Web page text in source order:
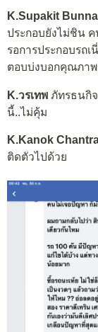
K.Supakit
ประกอบยังไม่ชิน
รอการประกอบรถ
ตอบบ่งบอกคุณภา
K.วรเทพ ภัทรธนกิ
นี้..ไม่คุ้ม
K.Kanok
ติดตัวไปด้วย